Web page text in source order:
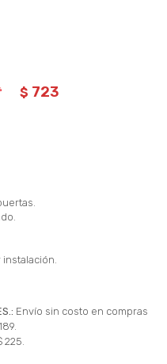
$ 723
Envío sin costo en compras